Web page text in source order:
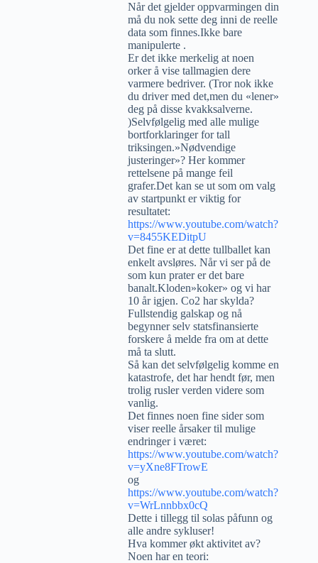
Når det gjelder oppvarmingen din
må du nok sette deg inni de reelle
data som finnes.Ikke bare
manipulerte .
Er det ikke merkelig at noen
orker å vise tallmagien dere
varmere bedriver. (Tror nok ikke
du driver med det,men du «lener»
deg på disse kvakksalverne.
)Selvfølgelig med alle mulige
bortforklaringer for tall
triksingen.»Nødvendige
justeringer»? Her kommer
rettelsene på mange feil
grafer.Det kan se ut som om valg
av startpunkt er viktig for
resultatet:
https://www.youtube.com/watch?
v=8455KEDitpU
Det fine er at dette tullballet kan
enkelt avsløres. Når vi ser på de
som kun prater er det bare
banalt.Kloden»koker» og vi har
10 år igjen. Co2 har skylda?
Fullstendig galskap og nå
begynner selv statsfinansierte
forskere å melde fra om at dette
må ta slutt.
Så kan det selvfølgelig komme en
katastrofe, det har hendt før, men
trolig rusler verden videre som
vanlig.
Det finnes noen fine sider som
viser reelle årsaker til mulige
endringer i været:
https://www.youtube.com/watch?
v=yXne8FTrowE
og
https://www.youtube.com/watch?
v=WrLnnbbx0cQ
Dette i tillegg til solas påfunn og
alle andre sykluser!
Hva kommer økt aktivitet av?
Noen har en teori: